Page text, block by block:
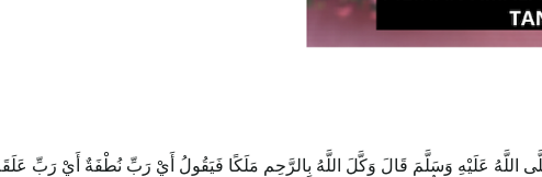
اللَّهُ عَلَيْهِ وَسَلَّمَ قَالَ وَكَّلَ اللَّهُ بِالرَّحِمِ مَلَكًا فَيَقُولُ أَيْ رَبِّ نُطْفَةٌ أَيْ رَبِّ